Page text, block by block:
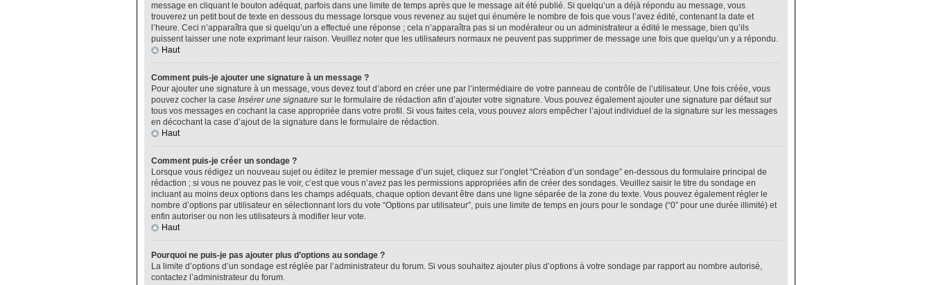
message en cliquant le bouton adéquat, parfois dans une limite de temps après que le message ait été publié. Si quelqu’un a déjà répondu au message, vous
trouverez un petit bout de texte en dessous du message lorsque vous revenez au sujet qui énumère le nombre de fois que vous l’avez édité, contenant la date et
l’heure. Ceci n’apparaîtra que si quelqu’un a effectué une réponse ; cela n’apparaîtra pas si un modérateur ou un administrateur a édité le message, bien qu’ils
puissent laisser une note exprimant leur raison. Veuillez noter que les utilisateurs normaux ne peuvent pas supprimer de message une fois que quelqu’un y a répondu.
Haut
Comment puis-je ajouter une signature à un message ?
Pour ajouter une signature à un message, vous devez tout d’abord en créer une par l’intermédiaire de votre panneau de contrôle de l’utilisateur. Une fois créée, vous
pouvez cocher la case Insérer une signature sur le formulaire de rédaction afin d’ajouter votre signature. Vous pouvez également ajouter une signature par défaut sur
tous vos messages en cochant la case appropriée dans votre profil. Si vous faites cela, vous pouvez alors empêcher l’ajout individuel de la signature sur les messages
en décochant la case d’ajout de la signature dans le formulaire de rédaction.
Haut
Comment puis-je créer un sondage ?
Lorsque vous rédigez un nouveau sujet ou éditez le premier message d’un sujet, cliquez sur l’onglet “Création d’un sondage” en-dessous du formulaire principal de
rédaction ; si vous ne pouvez pas le voir, c’est que vous n’avez pas les permissions appropriées afin de créer des sondages. Veuillez saisir le titre du sondage en
incluant au moins deux options dans les champs adéquats, chaque option devant être dans une ligne séparée de la zone du texte. Vous pouvez également régler le
nombre d’options par utilisateur en sélectionnant lors du vote “Options par utilisateur”, puis une limite de temps en jours pour le sondage (“0” pour une durée illimité) et
enfin autoriser ou non les utilisateurs à modifier leur vote.
Haut
Pourquoi ne puis-je pas ajouter plus d’options au sondage ?
La limite d’options d’un sondage est réglée par l’administrateur du forum. Si vous souhaitez ajouter plus d’options à votre sondage par rapport au nombre autorisé,
contactez l’administrateur du forum.